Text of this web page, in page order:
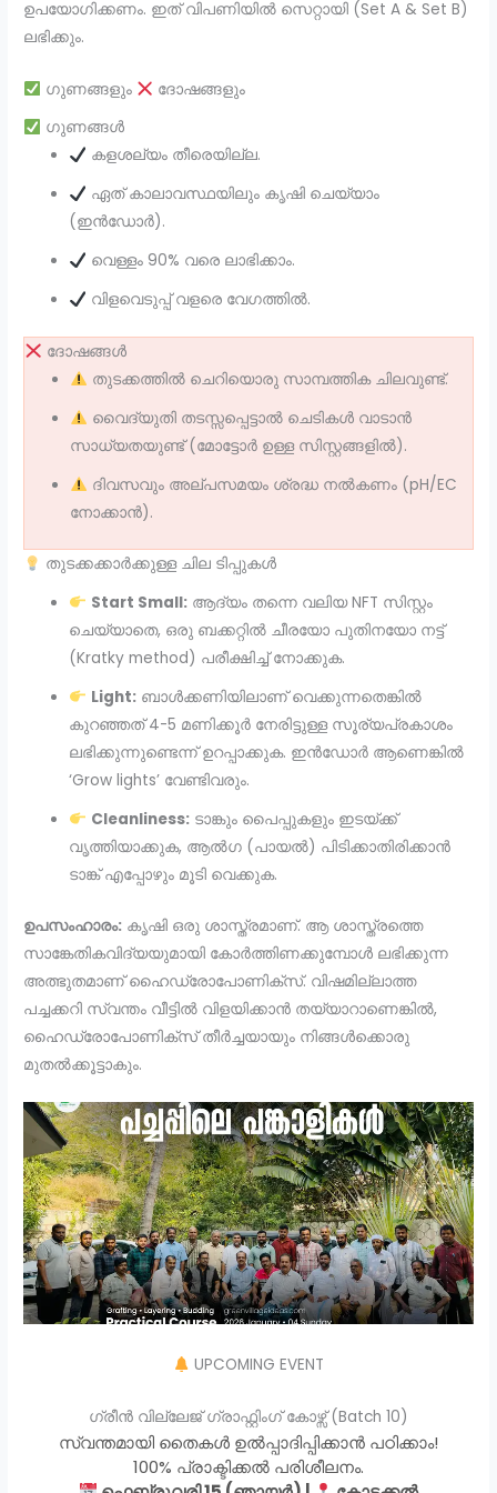
ഉപയോഗിക്കണം. ഇത് വിപണിയിൽ സെറ്റായി (Set A & Set B)
ലഭിക്കും.
ഗുണങ്ങളും
ദോഷങ്ങളും
ഗുണങ്ങൾ
കളശല്യം തീരെയില്ല.
ഏത് കാലാവസ്ഥയിലും കൃഷി ചെയ്യാം
(ഇൻഡോർ).
വെള്ളം 90% വരെ ലാഭിക്കാം.
വിളവെടുപ്പ് വളരെ വേഗത്തിൽ.
ദോഷങ്ങൾ
തുടക്കത്തിൽ ചെറിയൊരു സാമ്പത്തിക ചിലവുണ്ട്.
വൈദ്യുതി തടസ്സപ്പെട്ടാൽ ചെടികൾ വാടാൻ
സാധ്യതയുണ്ട് (മോട്ടോർ ഉള്ള സിസ്റ്റങ്ങളിൽ).
ദിവസവും അല്പസമയം ശ്രദ്ധ നൽകണം (pH/EC
നോക്കാൻ).
തുടക്കക്കാർക്കുള്ള ചില ടിപ്പുകൾ
Start Small:ആദ്യം തന്നെ വലിയ NFT സിസ്റ്റം
ചെയ്യാതെ, ഒരു ബക്കറ്റിൽ ചീരയോ പുതിനയോ നട്ട്
(Kratky method) പരീക്ഷിച്ച് നോക്കുക.
Light:ബാൾക്കണിയിലാണ് വെക്കുന്നതെങ്കിൽ
കുറഞ്ഞത് 4-5 മണിക്കൂർ നേരിട്ടുള്ള സൂര്യപ്രകാശം
ലഭിക്കുന്നുണ്ടെന്ന് ഉറപ്പാക്കുക. ഇൻഡോർ ആണെങ്കിൽ
‘Grow lights’ വേണ്ടിവരും.
Cleanliness:ടാങ്കും പൈപ്പുകളും ഇടയ്ക്ക്
വൃത്തിയാക്കുക, ആൽഗ (പായൽ) പിടിക്കാതിരിക്കാൻ
ടാങ്ക് എപ്പോഴും മൂടി വെക്കുക.
ഉപസംഹാരം: കൃഷി ഒരു ശാസ്ത്രമാണ്. ആ ശാസ്ത്രത്തെ
സാങ്കേതികവിദ്യയുമായി കോർത്തിണക്കുമ്പോൾ ലഭിക്കുന്ന
അത്ഭുതമാണ് ഹൈഡ്രോപോണിക്സ്. വിഷമില്ലാത്ത
പച്ചക്കറി സ്വന്തം വീട്ടിൽ വിളയിക്കാൻ തയ്യാറാണെങ്കിൽ,
ഹൈഡ്രോപോണിക്സ് തീർച്ചയായും നിങ്ങൾക്കൊരു
മുതൽക്കൂട്ടാകും.
UPCOMING EVENT
ഗ്രീൻ വില്ലേജ് ഗ്രാഫ്റ്റിംഗ് കോഴ്സ് (Batch 10)
സ്വന്തമായി തൈകൾ ഉൽപ്പാദിപ്പിക്കാൻ പഠിക്കാം!
100% പ്രാക്ടിക്കൽ പരിശീലനം.